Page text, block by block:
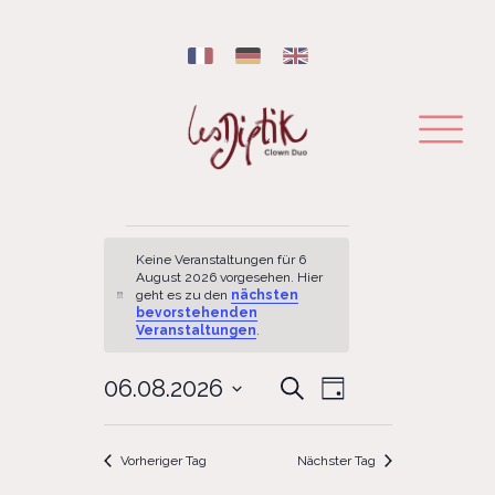
Hinweis
Keine Veranstaltungen für 6
August 2026 vorgesehen. Hier
geht es zu den nächsten
bevorstehenden
Veranstaltungen.
SUCHE
UND
Suche
NAVIGATION
Tag
06.08.2026
Vorheriger Tag Nächster Tag